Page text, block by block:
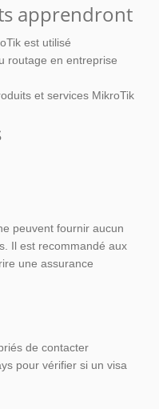
apprendront
est utilisé
routage en entreprise
et services MikroTik
peuvent fournir aucun
Il est recommandé aux
une assurance
de contacter
pour vérifier si un visa